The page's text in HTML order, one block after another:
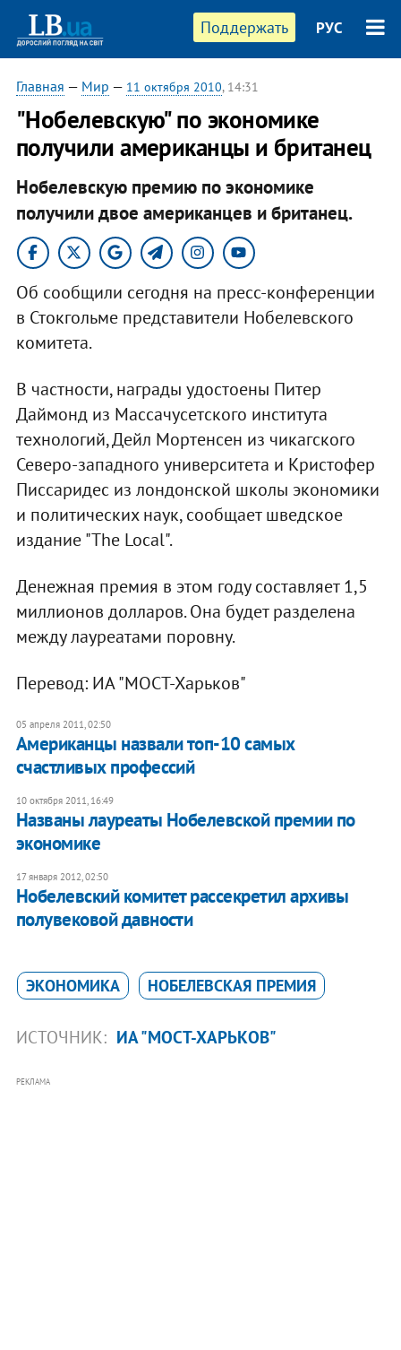
Поддержать РУС
Главная — Мир — 11 октября 2010, 14:31
"Нобелевскую" по экономике
получили американцы и британец
Нобелевскую премию по экономике
получили двое американцев и британец.​
Об сообщили сегодня на пресс-конференции
в Стокгольме представители Нобелевского
комитета.
В частности, награды удостоены Питер
Даймонд из Массачусетского института
технологий, Дейл Мортенсен из чикагского
Северо-западного университета и Кристофер
Писсаридес из лондонской школы экономики
и политических наук, сообщает шведское
издание "The Local".
Денежная премия в этом году составляет 1,5
миллионов долларов. Она будет разделена
между лауреатами поровну.
Перевод: ИА "МОСТ-Харьков"
05 апреля 2011, 02:50
Американцы назвали топ-10 самых
счастливых профессий
10 октября 2011, 16:49
Названы лауреаты Нобелевской премии по
экономике
17 января 2012, 02:50
Нобелевский комитет рассекретил архивы
полувековой давности
ЭКОНОМИКА НОБЕЛЕВСКАЯ ПРЕМИЯ
ИСТОЧНИК: ИА "МОСТ-ХАРЬКОВ"
РЕКЛАМА